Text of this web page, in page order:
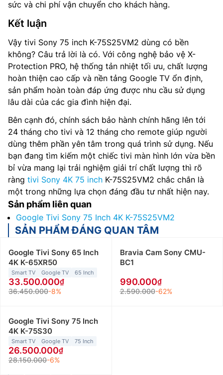
sức và chi phí vận chuyển cho khách hàng.
Kết luận
Vậy tivi Sony 75 inch K-75S25VM2 dùng có bền
không? Câu trả lời là có. Với công nghệ bảo vệ X-
Protection PRO, hệ thống tản nhiệt tối ưu, chất lượng
hoàn thiện cao cấp và nền tảng Google TV ổn định,
sản phẩm hoàn toàn đáp ứng được nhu cầu sử dụng
lâu dài của các gia đình hiện đại.
Bên cạnh đó, chính sách bảo hành chính hãng lên tới
24 tháng cho tivi và 12 tháng cho remote giúp người
dùng thêm phần yên tâm trong quá trình sử dụng. Nếu
bạn đang tìm kiếm một chiếc tivi màn hình lớn vừa bền
bỉ vừa mang lại trải nghiệm giải trí chất lượng thì rõ
ràng tivi Sony 4K 75 inch K-75S25VM2 chắc chắn là
một trong những lựa chọn đáng đầu tư nhất hiện nay.
Sản phẩm liên quan
Google Tivi Sony 75 Inch 4K K-75S25VM2
SẢN PHẨM ĐÁNG QUAN TÂM
Google Tivi Sony 65 Inch
4K K-65XR50
Smart TV Google TV 65 Inch
33.500.000
36.450.000-8%
Bravia Cam Sony CMU-
BC1
990.000
2.590.000-62%
Google Tivi Sony 75 Inch
4K K-75S30
Smart TV Google TV 75 Inch
26.500.000
28.150.000-6%